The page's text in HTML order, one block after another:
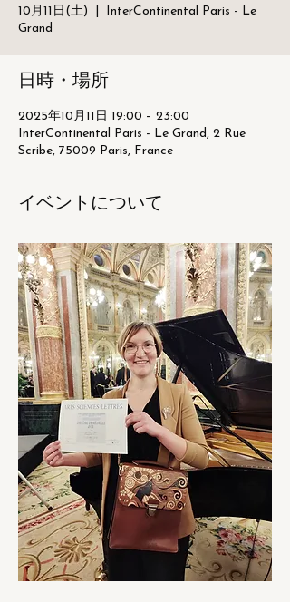
10月11日(土)
InterContinental Paris - Le
Grand
日時・場所
2025年10月11日 19:00 – 23:00
InterContinental Paris - Le Grand, 2 Rue
Scribe, 75009 Paris, France
イベントについて